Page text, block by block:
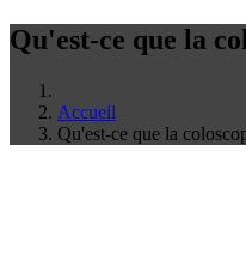
Qu'est-ce que la
Accueil
Qu'est-ce que la